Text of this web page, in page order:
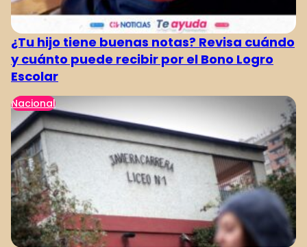
¿Tu hijo tiene buenas notas? Revisa cuándo
y cuánto puede recibir por el Bono Logro
Escolar
Nacional